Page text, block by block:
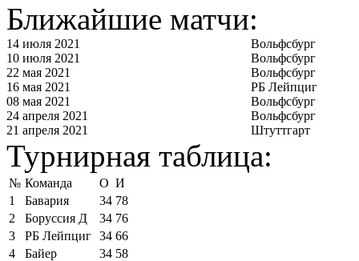
Ближайшие матчи:
14 июля 2021
Вольфсбург
10 июля 2021
Вольфсбург
22 мая 2021
Вольфсбург
16 мая 2021
РБ Лейпциг
08 мая 2021
Вольфсбург
24 апреля 2021
Вольфсбург
21 апреля 2021
Штуттгарт
Турнирная таблица:
№ Команда О И
1
Бавария 34 78
2
Боруссия Д 34 76
3
РБ Лейпциг 34 66
4
Байер 34 58